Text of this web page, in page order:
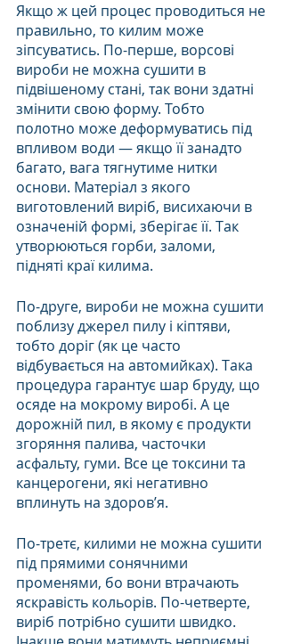
Якщо ж цей процес проводиться не
правильно, то килим може
зіпсуватись. По-перше, ворсові
вироби не можна сушити в
підвішеному стані, так вони здатні
змінити свою форму. Тобто
полотно може деформуватись під
впливом води — якщо її занадто
багато, вага тягнутиме нитки
основи. Матеріал з якого
виготовлений виріб, висихаючи в
означеній формі, зберігає її. Так
утворюються горби, заломи,
підняті краї килима.
По-друге, вироби не можна сушити
поблизу джерел пилу і кіптяви,
тобто доріг (як це часто
відбувається на автомийках). Така
процедура гарантує шар бруду, що
осяде на мокрому виробі. А це
дорожній пил, в якому є продукти
згоряння палива, часточки
асфальту, гуми. Все це токсини та
канцерогени, які негативно
вплинуть на здоров’я.
По-третє, килими не можна сушити
під прямими сонячними
променями, бо вони втрачають
яскравість кольорів. По-четверте,
виріб потрібно сушити швидко.